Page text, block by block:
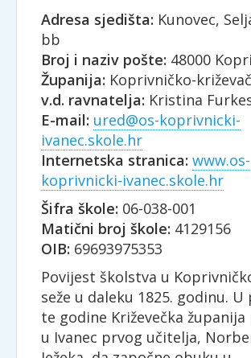
Adresa sjedišta: Kunovec,
bb
Broj i naziv pošte: 48000
Županija: Koprivničko-
v.d. ravnatelja: Kristina
E-mail: ured@os-koprivnicki-
ivanec.skole.hr
Internetska stranica: www.os-
koprivnicki-ivanec.skole.hr
Šifra škole: 06-038-001
Matični broj škole: 4129156
OIB: 69693975353
Povijest školstva u
seže u daleku 1825. godinu. U
te godine Križevečka županija
u Ivanec prvog učitelja,